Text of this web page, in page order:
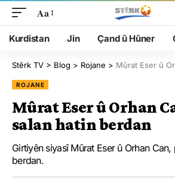
Aa
Kurdistan Jin Çand û Hûner
Stêrk TV > Blog > Rojane > Mûrat Eser û Orhan
ROJANE
Mûrat Eser û Orhan
salan hatin berdan
Girtiyên siyasî Mûrat Eser û Orhan
berdan.